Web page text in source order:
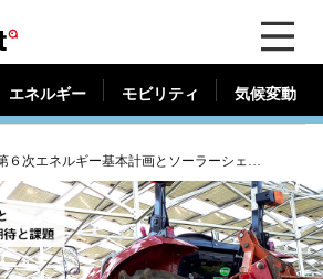
ナ
ジ
ー
フ
ト）
エネルギー モビリティ 気候変動
エネルギー 気候変動
第６次エネルギー基本計画とソーラーシェアリングへの期待と課題 後編